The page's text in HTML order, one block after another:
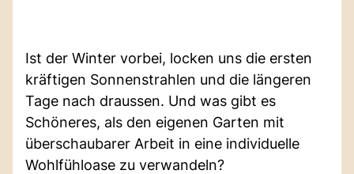
Ist der Winter vorbei, locken uns die ersten
kräftigen Sonnenstrahlen und die längeren
Tage nach draussen. Und was gibt es
Schöneres, als den eigenen Garten mit
überschaubarer Arbeit in eine individuelle
Wohlfühloase zu verwandeln?